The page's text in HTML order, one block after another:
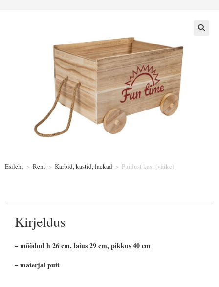
Esileht > Rent > Karbid, kastid, laekad > Puidust kast (väike)
Kirjeldus
– mõõdud h 26 cm, laius 29 cm, pikkus 40 cm
– materjal puit